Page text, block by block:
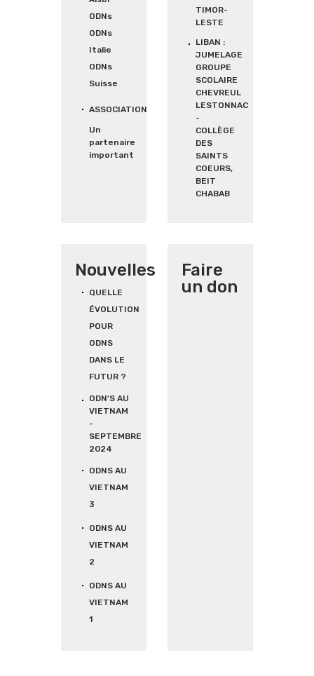
ODNs
ODNs
Italie
ODNs
Suisse
ASSOCIATION
Un
partenaire
important
TIMOR-
LESTE
LIBAN :
JUMELAGE
GROUPE
SCOLAIRE
CHEVREUL
LESTONNAC
-
COLLÈGE
DES
SAINTS
COEURS,
BEIT
CHABAB
Nouvelles
QUELLE
ÉVOLUTION
POUR
ODNS
DANS LE
FUTUR ?
ODN'S AU
VIETNAM
-
SEPTEMBRE
2024
ODNS AU
VIETNAM
3
ODNS AU
VIETNAM
2
ODNS AU
VIETNAM
1
Faire
un don